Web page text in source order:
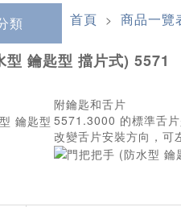
類 首頁 > 商品一覽
型 鑰匙型 擋片式) 5571
附鑰匙和舌片
5571.3000 的標準舌
改變舌片安裝方向，可